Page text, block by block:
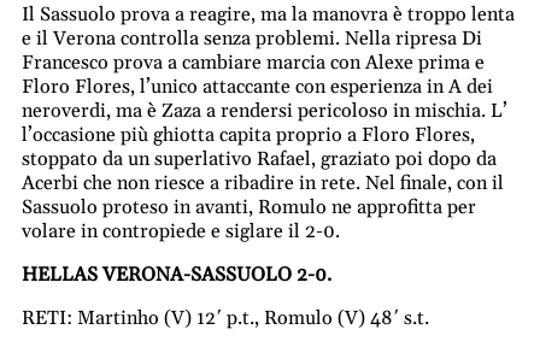
Il Sassuolo prova a reagire, ma la manovra è troppo lenta
e il Verona controlla senza problemi. Nella ripresa Di
Francesco prova a cambiare marcia con Alexe prima e
Floro Flores, l’unico attaccante con esperienza in A dei
neroverdi, ma è Zaza a rendersi pericoloso in mischia. L’
l’occasione più ghiotta capita proprio a Floro Flores,
stoppato da un superlativo Rafael, graziato poi dopo da
Acerbi che non riesce a ribadire in rete. Nel finale, con il
Sassuolo proteso in avanti, Romulo ne approfitta per
volare in contropiede e siglare il 2-0.
HELLAS VERONA-SASSUOLO 2-0.
RETI: Martinho (V) 12′ p.t., Romulo (V) 48′ s.t.